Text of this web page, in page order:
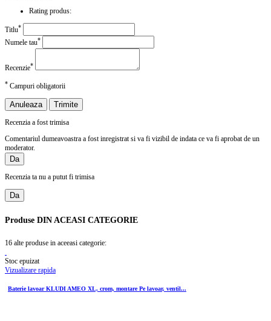
Rating produs:
Titlu*
Numele tau*
Recenzie*
* Campuri obligatorii
Anuleaza Trimite
Recenzia a fost trimisa
Comentariul dumeavoastra a fost inregistrat si va fi vizibil de indata ce va fi aprobat de un
moderator.
Da
Recenzia ta nu a putut fi trimisa
Da
Produse DIN ACEASI CATEGORIE
16 alte produse in aceeasi categorie:
Stoc epuizat
Vizualizare rapida
Baterie lavoar KLUDI AMEO XL, crom, montare Pe lavoar, ventil...